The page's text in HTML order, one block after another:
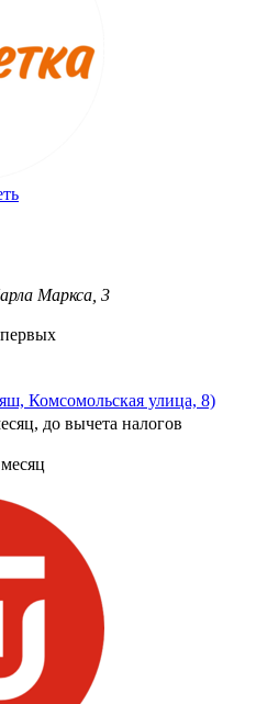
Маркса, 3
Комсомольская улица, 8)
до вычета налогов